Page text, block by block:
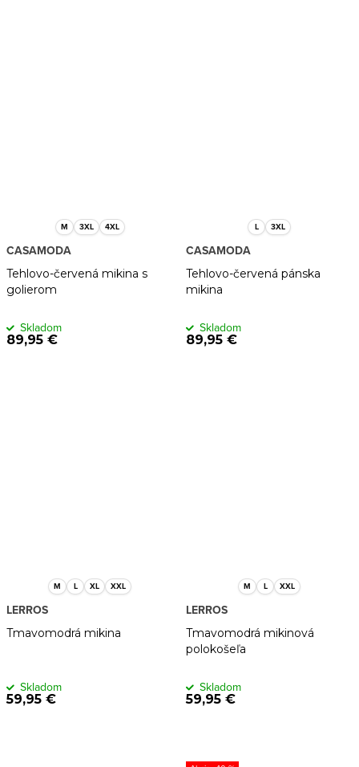
M 3XL 4XL
Tehlovo-červená mikina s
golierom
CASAMODA
89,95 €
Skladom
L 3XL
Tehlovo-červená pánska
mikina
CASAMODA
89,95 €
Skladom
M L XL XXL
Tmavomodrá mikina
LERROS
59,95 €
Skladom
M L XXL
Tmavomodrá mikinová
polokošeľa
LERROS
59,95 €
Skladom